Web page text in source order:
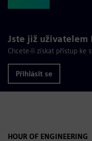
Jste již uživatelem
Chcete-li získat přístup ke
Přihlásit se
HOUR OF ENGINEERING